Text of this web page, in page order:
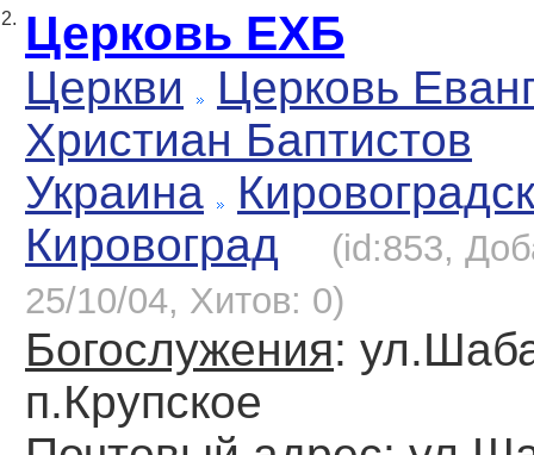
2. Церковь ЕХБ
Церкви
Церковь
Христиан Баптистов
Украина
Кировоград
(id:853,
25/10/04, Хитов: 0)
Богослужения:
п.Крупское